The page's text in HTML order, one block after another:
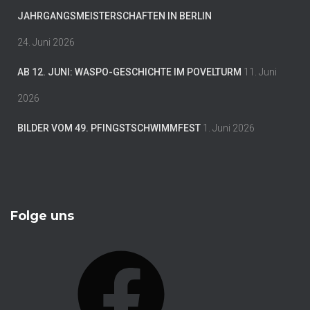
JAHRGANGSMEISTERSCHAFTEN IN BERLIN
24. Juni 2026
AB 12. JUNI: WASPO-GESCHICHTE IM POVELTURM 11. Juni
2026
BILDER VOM 49. PFINGSTSCHWIMMFEST 1. Juni 2026
Folge uns